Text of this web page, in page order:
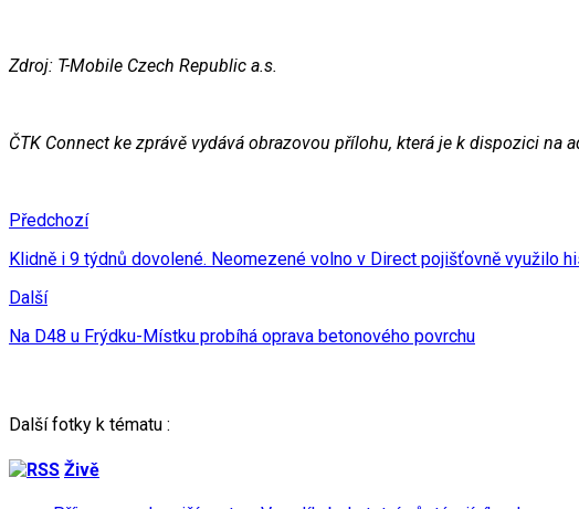
Zdroj: T-Mobile Czech Republic a.s.
ČTK Connect ke zprávě vydává obrazovou přílohu, která je k dispozici na
Předchozí
Klidně i 9 týdnů dovolené. Neomezené volno v Direct pojišťovně využilo
Další
Na D48 u Frýdku-Místku probíhá oprava betonového povrchu
Další fotky k tématu :
Živě